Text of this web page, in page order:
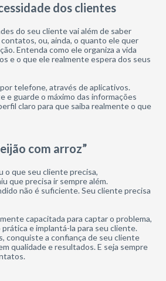
dos clientes
do seu cliente vai além de saber
ou, ainda, o quanto ele quer
Entenda como ele organiza a vida
e o que ele realmente espera dos seus
telefone, através de aplicativos.
e guarde o máximo das informações
claro para que saiba realmente o que
com arroz”
o que seu cliente precisa,
que precisa ir sempre além.
não é suficiente. Seu cliente precisa
capacitada para captar o problema,
e implantá-la para seu cliente.
conquiste a confiança de seu cliente
qualidade e resultados. E seja sempre